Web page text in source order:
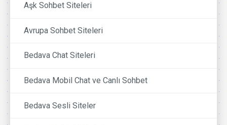
Aşk Sohbet Siteleri
Avrupa Sohbet Siteleri
Bedava Chat Siteleri
Bedava Mobil Chat ve Canlı Sohbet
Bedava Sesli Siteler